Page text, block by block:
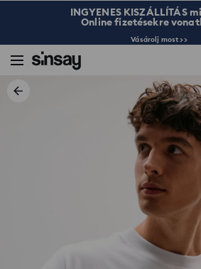
INGYENES KISZÁLLÍTÁS
Online fizetésekre
Vásárolj most >>